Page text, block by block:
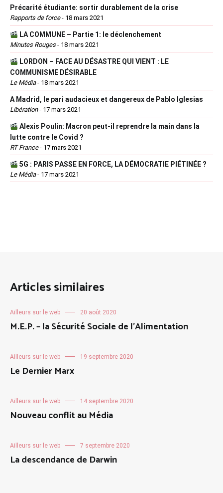
Précarité étudiante: sortir durablement de la crise
Rapports de force- 18 mars 2021
LA COMMUNE – Partie 1: le déclenchement
Minutes Rouges- 18 mars 2021
LORDON – FACE AU DÉSASTRE QUI VIENT : LE
COMMUNISME DÉSIRABLE
Le Média- 18 mars 2021
A Madrid, le pari audacieux et dangereux de Pablo Iglesias
Libération- 17 mars 2021
Alexis Poulin: Macron peut-il reprendre la main dans la
lutte contre le Covid ?
RT France- 17 mars 2021
5G : PARIS PASSE EN FORCE, LA DÉMOCRATIE PIÉTINÉE ?
Le Média- 17 mars 2021
Articles similaires
Ailleurs sur le web 20 août 2020
M.E.P. – la Sécurité Sociale de l’Alimentation
Ailleurs sur le web 19 septembre 2020
Le Dernier Marx
Ailleurs sur le web 14 septembre 2020
Nouveau conflit au Média
Ailleurs sur le web 7 septembre 2020
La descendance de Darwin